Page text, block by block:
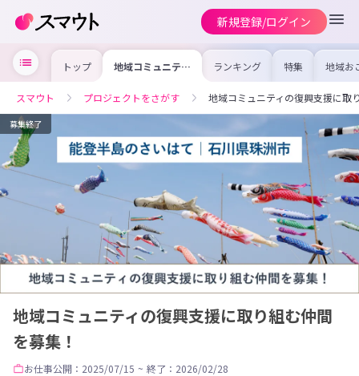
新規登録/ログイン
トップ 地域コミュニティ
の復興支援に取り
ランキング 特集 地域お
の求
を集め
事内容
を比較
合った
けよう
スマウト プロジェクトをさがす 地域コミュニティの復興支援に取
募集終了
地域コミュニティの復興支援に取り組む仲間
を募集！
お仕事公開：2025/07/15 ~ 終了：2026/02/28